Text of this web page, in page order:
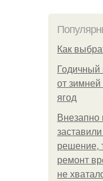
Как
Годичный
от зимней
ягод
Внезапно
решение,
ремонт
не